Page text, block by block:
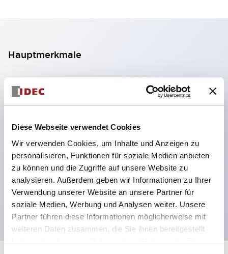
Diese Webseite verwendet Cookies
Wir verwenden Cookies, um Inhalte und Anzeigen zu
personalisieren, Funktionen für soziale Medien anbieten
zu können und die Zugriffe auf unsere Website zu
analysieren. Außerdem geben wir Informationen zu Ihrer
Verwendung unserer Website an unsere Partner für
soziale Medien, Werbung und Analysen weiter. Unsere
Partner führen diese Informationen möglicherweise mit
weiteren Daten zusammen, die Sie ihnen bereitgestellt
haben oder die sie im Rahmen Ihrer Nutzung der Dienste
Hauptmerkmale
DPDT-Modell
RY-Serie goldbeschichtete Kontakte Standard
Leiterplattenanschlüsse
Optionen umfassen Kontrollleuchte, Prüftaste und
obere Montagehalterung
Montageoptionen umfassen obere Montage, DIN-
Fassung, Leiterplattenfassung oder Schalttafel-
Fassung